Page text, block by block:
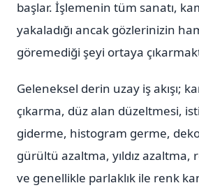
başlar. İşlemenin tüm sanatı,
yakaladığı ancak gözlerinizin
göremediği şeyi ortaya
Geleneksel derin uzay iş akışı;
çıkarma, düz alan düzeltmesi,
giderme, histogram germe,
gürültü azaltma, yıldız azaltma,
ve genellikle parlaklık ile renk